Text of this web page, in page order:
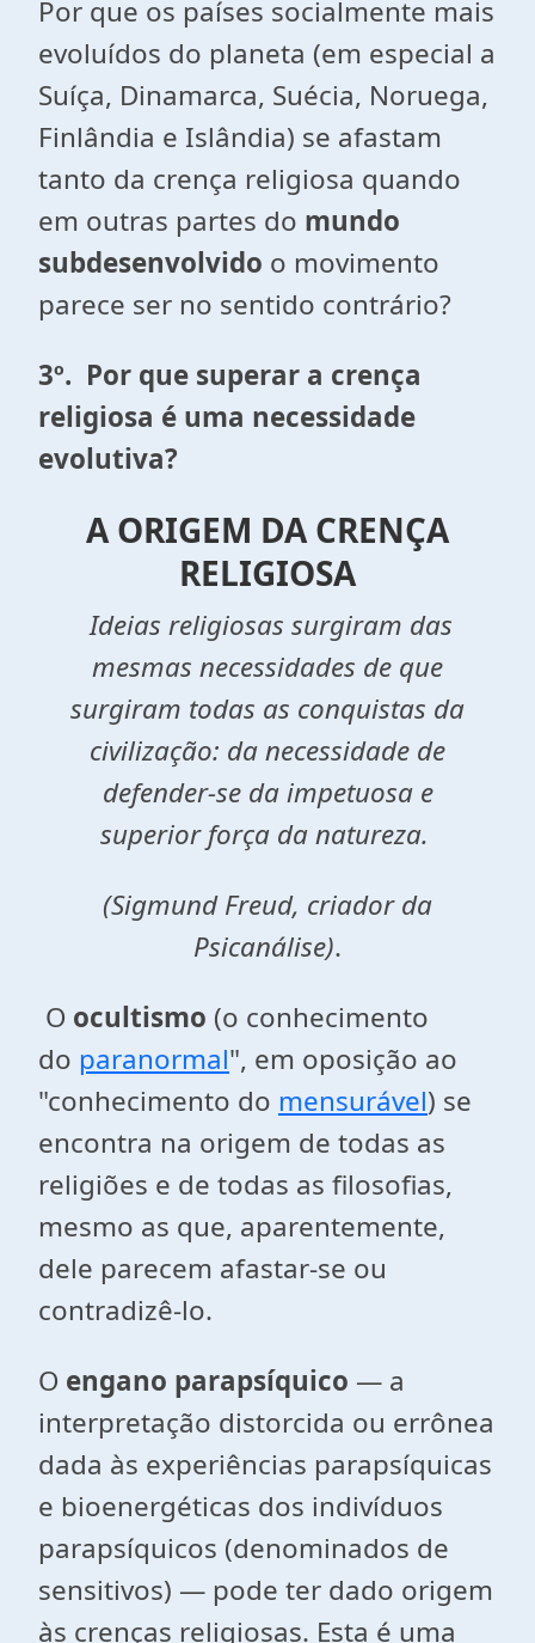
Por que os países socialmente mais
evoluídos do planeta (em especial a
Suíça, Dinamarca, Suécia, Noruega,
Finlândia e Islândia) se afastam
tanto da crença religiosa quando
em outras partes do mundo
subdesenvolvido o movimento
parece ser no sentido contrário?
3º. Por que superar a crença
religiosa é uma necessidade
evolutiva?
A ORIGEM DA CRENÇA
RELIGIOSA
Ideias religiosas surgiram das
mesmas necessidades de que
surgiram todas as conquistas da
civilização: da necessidade de
defender-se da impetuosa e
superiorforça da natureza.
(Sigmund Freud, criador da
Psicanálise).
O ocultismo (o conhecimento
do paranormal", em oposição ao
"conhecimento do mensurável) se
encontra na origem de todas as
religiões e de todas as filosofias,
mesmo as que, aparentemente,
dele parecem afastar-se ou
contradizê-lo.
O engano parapsíquico — a
interpretação distorcida ou errônea
dada às experiências parapsíquicas
e bioenergéticas dos indivíduos
parapsíquicos (denominados de
sensitivos) — pode ter dado origem
às crenças religiosas. Esta é uma